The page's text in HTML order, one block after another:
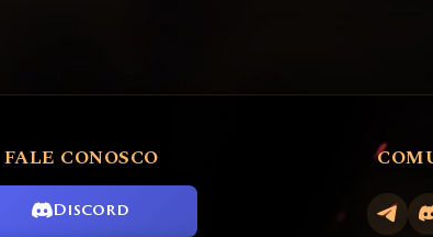
FALE CONOSCO
Discord